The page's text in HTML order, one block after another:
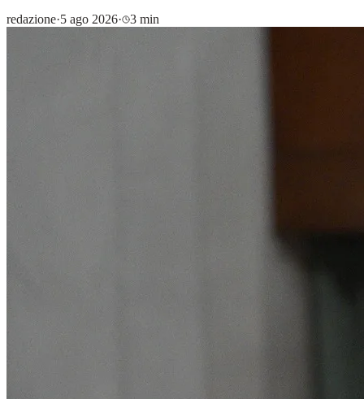
redazione·5 ago 2026· 3 min